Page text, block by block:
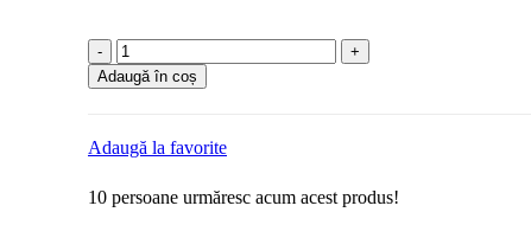
Cantitate
Siguranta
automata
Adaugă în coș
Adaugă la favorite
10 persoane urmăresc acum acest produs!